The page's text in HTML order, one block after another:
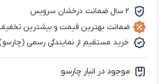
2 سال ضمانت درخشان سرویس
ضمانت بهترین قیمت و بیشترین
خرید مستقیم از نمایندگی رسمی
موجود در انبار چارسو